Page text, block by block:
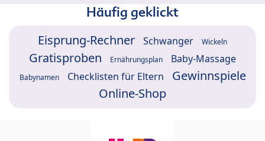
Häufig geklickt
Eisprung-Rechner Schwanger Wickeln
Gratisproben Ernährungsplan Baby-Massage
Babynamen Checklisten für Eltern
Gewinnspiele
Online-Shop